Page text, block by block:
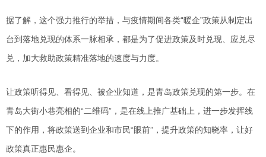
据了解，这个强力推行的举措，与疫情期间各类“暖企”政策从制定出
台到落地兑现的体系一脉相承，都是为了促进政策及时兑现、应兑尽
兑，加大救助政策精准落地的速度与力度。
让政策听得见、看得见、被企业知道，是青岛政策兑现的第一步。在
青岛大街小巷亮相的“二维码”，是在线上推广基础上，进一步发挥线
下的作用，将政策送到企业和市民“眼前”，提升政策的知晓率，让好
政策真正惠民惠企。